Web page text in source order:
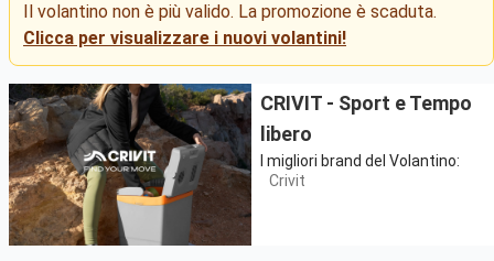
Il volantino non è più valido. La promozione è scaduta.
Clicca per visualizzare i nuovi volantini!
CRIVIT - Sport e Tempo
libero
I migliori brand del Volantino:
Crivit